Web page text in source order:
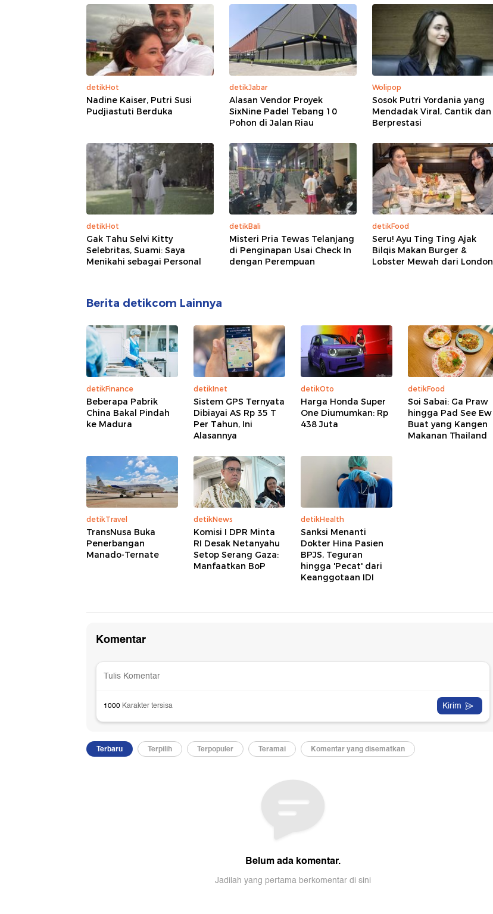
detikHot
Nadine Kaiser, Putri Susi
Pudjiastuti Berduka
detikJabar
Alasan Vendor Proyek
SixNine Padel Tebang 10
Pohon di Jalan Riau
Wolipop
Sosok Putri Yordania yang
Mendadak Viral, Cantik dan
Berprestasi
detikHot
Gak Tahu Selvi Kitty
Selebritas, Suami: Saya
Menikahi sebagai Personal
detikBali
Misteri Pria Tewas Telanjang
di Penginapan Usai Check In
dengan Perempuan
detikFood
Seru! Ayu Ting Ting Ajak
Bilqis Makan Burger &
Lobster Mewah dari London
Berita detikcom Lainnya
detikFinance
Beberapa Pabrik
China Bakal Pindah
ke Madura
detikInet
Sistem GPS Ternyata
Dibiayai AS Rp 35 T
Per Tahun, Ini
Alasannya
detikOto
Harga Honda Super
One Diumumkan: Rp
438 Juta
detikFood
Soi Sabai: Ga Praw
hingga Pad See Ew
Buat yang Kangen
Makanan Thailand
detikTravel
TransNusa Buka
Penerbangan
Manado-Ternate
detikNews
Komisi I DPR Minta
RI Desak Netanyahu
Setop Serang Gaza:
Manfaatkan BoP
detikHealth
Sanksi Menanti
Dokter Hina Pasien
BPJS, Teguran
hingga 'Pecat' dari
Keanggotaan IDI